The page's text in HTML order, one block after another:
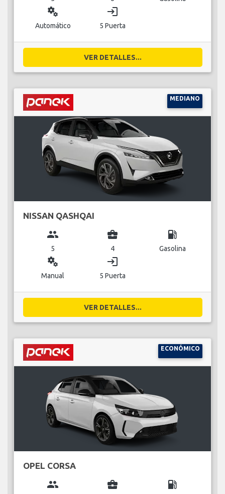
miscellaneous_services
Automático
login
5 Puerta
VER DETALLES...
MEDIANO
NISSAN QASHQAI
group
5
business_center
4
local_gas_station
Gasolina
miscellaneous_services
Manual
login
5 Puerta
VER DETALLES...
ECONÓMICO
OPEL CORSA
group business_center local_gas_station